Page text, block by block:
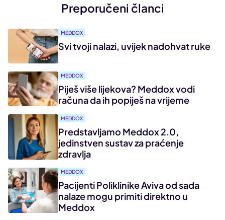
Preporučeni članci
MEDDOX
Svi tvoji nalazi, uvijek nadohvat ruke
MEDDOX
Piješ više lijekova? Meddox vodi
računa da ih popiješ na vrijeme
MEDDOX
Predstavljamo Meddox 2.0,
jedinstven sustav za praćenje
zdravlja
MEDDOX
Pacijenti Poliklinike Aviva od sada
nalaze mogu primiti direktno u
Meddox